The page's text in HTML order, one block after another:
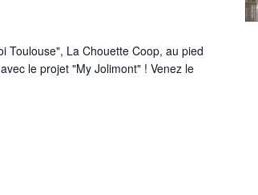
Toulouse", La Chouette Coop, au pied
le projet "My Jolimont" ! Venez le